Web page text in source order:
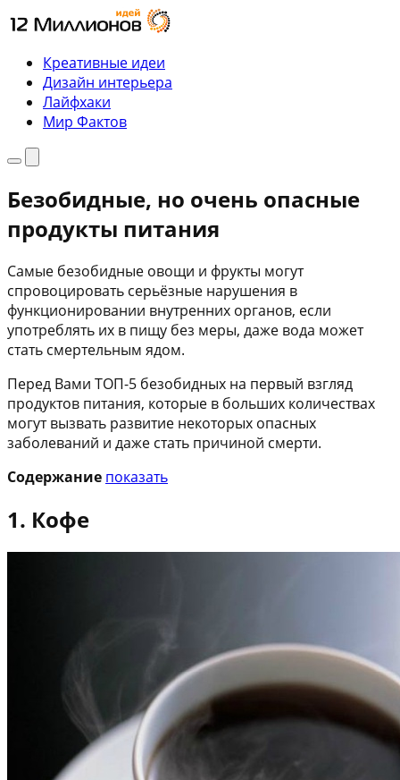
Перейти
к
содержимому
Креативные идеи
Дизайн интерьера
Лайфхаки
Мир Фактов
МенюПоиск
Безобидные, но очень опасные
продукты питания
Самые безобидные овощи и фрукты могут
спровоцировать серьёзные нарушения в
функционировании внутренних органов, если
употреблять их в пищу без меры, даже вода может
стать смертельным ядом.
Перед Вами ТОП-5 безобидных на первый взгляд
продуктов питания, которые в больших количествах
могут вызвать развитие некоторых опасных
заболеваний и даже стать причиной смерти.
Содержание показать
1. Кофе